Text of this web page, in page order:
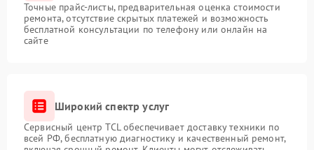
Точные прайс-листы, предварительная оценка стоимости
ремонта, отсутствие скрытых платежей и возможность
бесплатной консультации по телефону или онлайн на
сайте
Широкий спектр услуг
Сервисный центр TCL обеспечивает доставку техники по
всей РФ, бесплатную диагностику и качественный ремонт,